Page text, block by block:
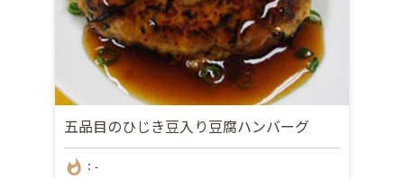
五品目のひじき豆入り豆腐ハンバーグ
whatshot ：-